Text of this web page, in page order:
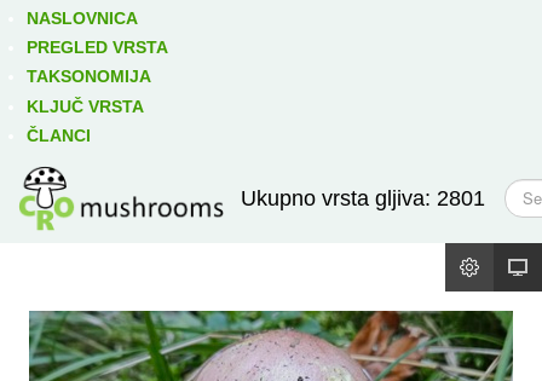
NASLOVNICA
PREGLED VRSTA
TAKSONOMIJA
KLJUČ VRSTA
ČLANCI
Ukupno vrsta gljiva: 2801
T
r
ž
Izravno podređene niže takse: